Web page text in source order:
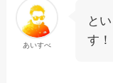
あいすべ
と
す！